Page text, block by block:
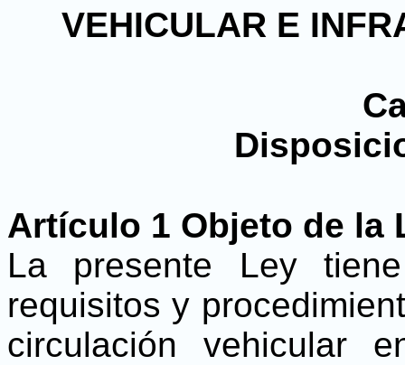
VEHICULAR E
Artículo 1 Objeto de la
La presente Ley
requisitos y
circulación vehicular